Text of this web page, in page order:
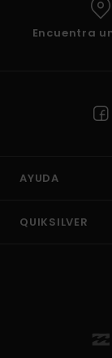
Encuentra
AYUDA
QUIKSILVER